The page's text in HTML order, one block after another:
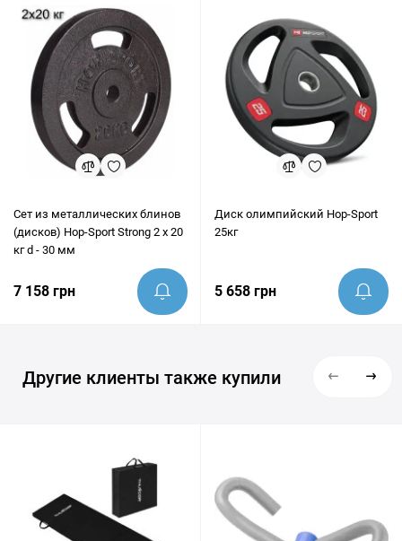
предоставить грамотную консультацию и помочь убедиться,
что этот товар идеально подходит под ваши цели.
Сет из металлических блинов
(дисков) Hop-Sport Strong 2 x 20
кг d - 30 мм
7 158 грн
Диск олимпийский Hop-Sport
25кг
5 658 грн
Другие клиенты также купили